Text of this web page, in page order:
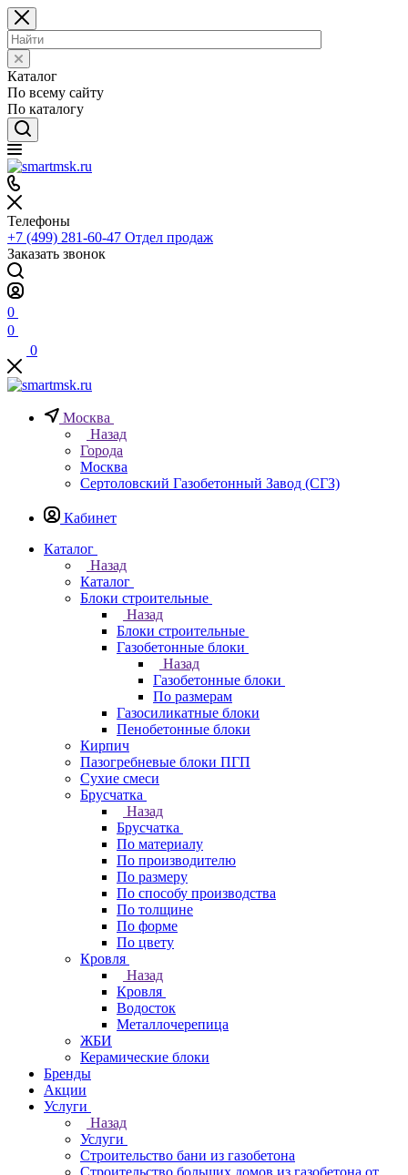
Каталог
По всему сайту
По каталогу
Телефоны
+7 (499) 281-60-47 Отдел продаж
Заказать звонок
0
0
0
Москва
Назад
Города
Москва
Сертоловский Газобетонный Завод (СГЗ)
Кабинет
Каталог
Назад
Каталог
Блоки строительные
Назад
Блоки строительные
Газобетонные блоки
Назад
Газобетонные блоки
По размерам
Газосиликатные блоки
Пенобетонные блоки
Кирпич
Пазогребневые блоки ПГП
Сухие смеси
Брусчатка
Назад
Брусчатка
По материалу
По производителю
По размеру
По способу производства
По толщине
По форме
По цвету
Кровля
Назад
Кровля
Водосток
Металлочерепица
ЖБИ
Керамические блоки
Бренды
Акции
Услуги
Назад
Услуги
Строительство бани из газобетона
Строительство больших домов из газобетона от